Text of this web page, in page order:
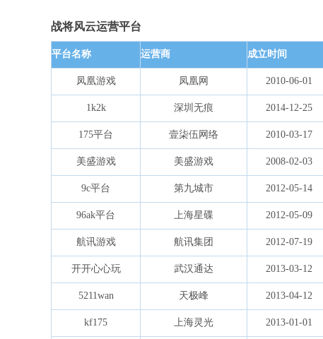
战将风云运营平台
平台名称 运营商 成立时间
凤凰游戏 凤凰网 2010-06-01
1k2k 深圳无痕 2014-12-25
175平台 壹柒伍网络 2010-03-17
美盛游戏 美盛游戏 2008-02-03
9c平台 第九城市 2012-05-14
96ak平台 上海星碟 2012-05-09
航讯游戏 航讯集团 2012-07-19
开开心心玩 武汉通达 2013-03-12
5211wan 天极峰 2013-04-12
kf175 上海灵光 2013-01-01